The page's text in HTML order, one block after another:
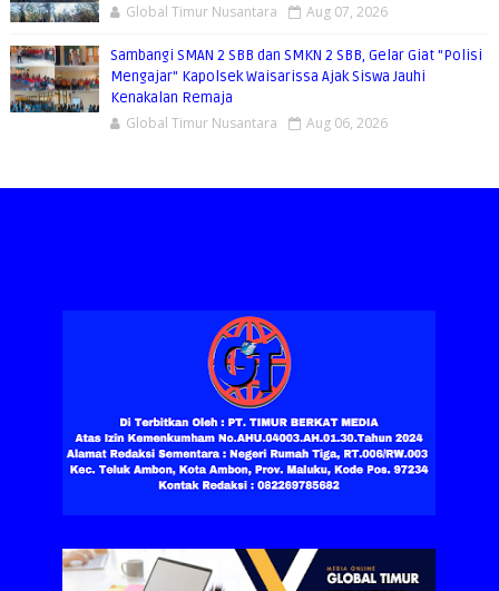
Global Timur Nusantara Aug 07, 2026
Sambangi SMAN 2 SBB dan SMKN 2 SBB, Gelar Giat "Polisi
Mengajar" Kapolsek Waisarissa Ajak Siswa Jauhi
Kenakalan Remaja
Global Timur Nusantara Aug 06, 2026